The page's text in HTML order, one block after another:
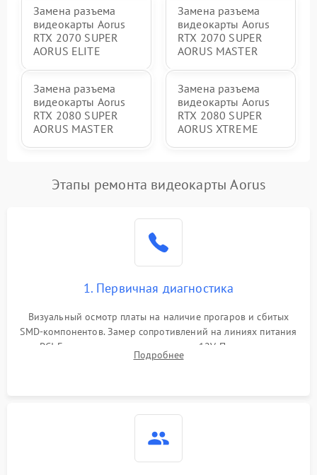
Замена разъема
видеокарты Aorus
RTX 2070 SUPER
AORUS ELITE
Замена разъема
видеокарты Aorus
RTX 2070 SUPER
AORUS MASTER
Замена разъема
видеокарты Aorus
RTX 2080 SUPER
AORUS MASTER
Замена разъема
видеокарты Aorus
RTX 2080 SUPER
AORUS XTREME
Этапы ремонта видеокарты Aorus
1. Первичная диагностика
Визуальный осмотр платы на наличие прогаров и сбитых
SMD-компонентов. Замер сопротивлений на линиях питания
PCI-E и дополнительных разъемах 12V. Проверка на
короткое замыкание основных дросселей питания GPU и
Подробнее